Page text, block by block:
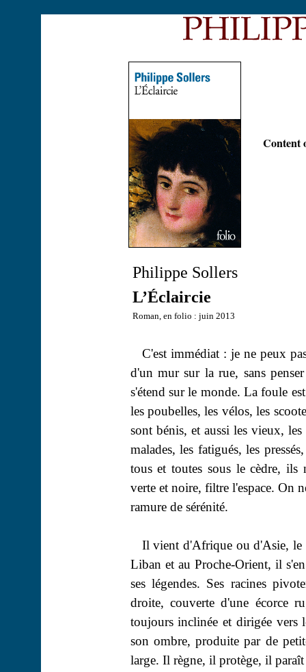
Content
Philippe Sollers
L’Éclaircie
Roman, en folio : juin 2013
C'est immédiat : je ne peux
d'un mur sur la rue, sans
s'étend sur le monde. La foule
les poubelles, les vélos, les
sont bénis, et aussi les vieux, les
malades, les fatigués, les
tous et toutes sous le cèdre, ils
verte et noire, filtre l'espace. On
ramure de sérénité.
Il vient d'Afrique ou d'Asie, le
Liban et au Proche-Orient, il
ses légendes. Ses racines
droite, couverte d'une écorce
toujours inclinée et dirigée vers
son ombre, produite par de
large. Il règne, il protège, il